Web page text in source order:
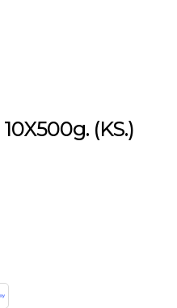
(KS.)